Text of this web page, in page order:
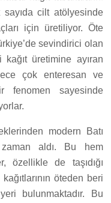
cilt atölyesinde
için üretiliyor. Öte
sevindirici olan
üretimine ayıran
çok enteresan ve
fenomen sayesinde
modern Batı
aldı. Bu hem
özellikle de taşıdığı
öteden beri
bulunmaktadır. Bu